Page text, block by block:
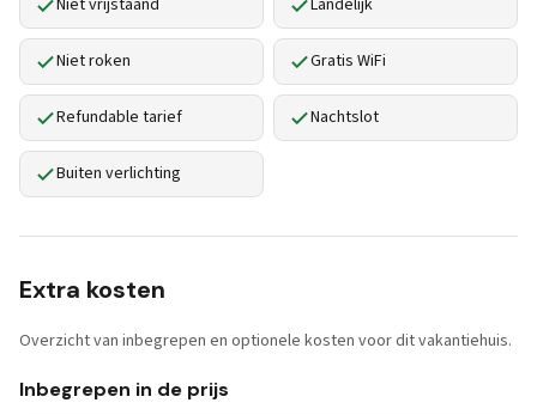
Niet vrijstaand Landelijk
Niet roken Gratis WiFi
Refundable tarief Nachtslot
Buiten verlichting
Extra kosten
Overzicht van inbegrepen en optionele kosten voor dit vakantiehuis.
Inbegrepen in de prijs